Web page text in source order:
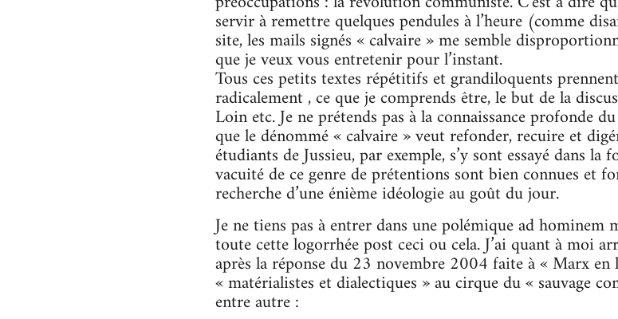
servir à remettre quelques pendules à l’heure (comme
site, les mails signés « calvaire » me semble
que je veux vous entretenir pour l’instant.
Tous ces petits textes répétitifs et grandiloquents
radicalement , ce que je comprends être, le but de la
Loin etc. Je ne prétends pas à la connaissance profonde
que le dénommé « calvaire » veut refonder, recuire et
étudiants de Jussieu, par exemple, s’y sont essayé dans
vacuité de ce genre de prétentions sont bien connues et
recherche d’une énième idéologie au goût du jour.
Je ne tiens pas à entrer dans une polémique ad hominem
toute cette logorrhée post ceci ou cela. J’ai quant à moi
après la réponse du 23 novembre 2004 faite à « Marx
« matérialistes et dialectiques » au cirque du « sauvage
entre autre :